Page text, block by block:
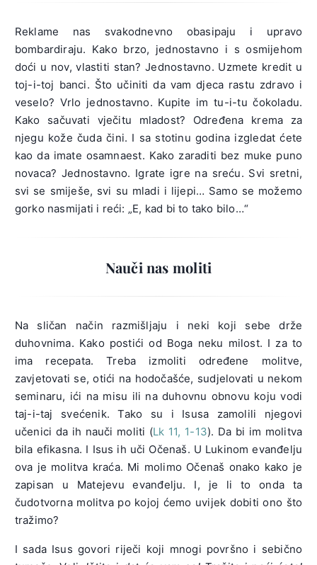
Reklame nas svakodnevno obasipaju i upravo
bombardiraju. Kako brzo, jednostavno i s osmijehom
doći u nov, vlastiti stan? Jednostavno. Uzmete kredit u
toj-i-toj banci. Što učiniti da vam djeca rastu zdravo i
veselo? Vrlo jednostavno. Kupite im tu-i-tu čokoladu.
Kako sačuvati vječitu mladost? Određena krema za
njegu kože čuda čini. I sa stotinu godina izgledat ćete
kao da imate osamnaest. Kako zaraditi bez muke puno
novaca? Jednostavno. Igrate igre na sreću. Svi sretni,
svi se smiješe, svi su mladi i lijepi… Samo se možemo
gorko nasmijati i reći: „E, kad bi to tako bilo…“
Nauči nas moliti
Na sličan način razmišljaju i neki koji sebe drže
duhovnima. Kako postići od Boga neku milost. I za to
ima recepata. Treba izmoliti određene molitve,
zavjetovati se, otići na hodočašće, sudjelovati u nekom
seminaru, ići na misu ili na duhovnu obnovu koju vodi
taj-i-taj svećenik. Tako su i Isusa zamolili njegovi
učenici da ih nauči moliti (Lk 11, 1-13). Da bi im molitva
bila efikasna. I Isus ih uči Očenaš. U Lukinom evanđelju
ova je molitva kraća. Mi molimo Očenaš onako kako je
zapisan u Matejevu evanđelju. I, je li to onda ta
čudotvorna molitva po kojoj ćemo uvijek dobiti ono što
tražimo?
I sada Isus govori riječi koji mnogi površno i sebično